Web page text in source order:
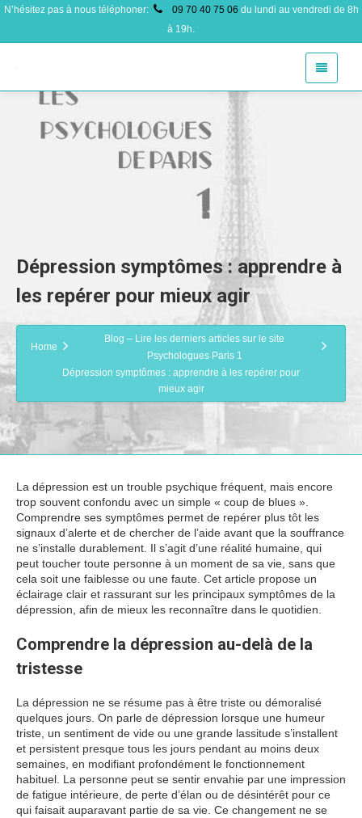
N’hésitez pas à nous téléphoner: 09 70 40 75 06 du lundi au vendredi de 8h
à 19h.
Dépression symptômes : apprendre à
les repérer pour mieux agir
Home
Blog – Lire les derniers articles sur le site
Psychologues Paris 1
Dépression symptômes : apprendre à les repérer pour
mieux agir
La dépression est un trouble psychique fréquent, mais encore
trop souvent confondu avec un simple « coup de blues ».
Comprendre ses symptômes permet de repérer plus tôt les
signaux d’alerte et de chercher de l’aide avant que la souffrance
ne s’installe durablement. Il s’agit d’une réalité humaine, qui
peut toucher toute personne à un moment de sa vie, sans que
cela soit une faiblesse ou une faute. Cet article propose un
éclairage clair et rassurant sur les principaux symptômes de la
dépression, afin de mieux les reconnaître dans le quotidien.
Comprendre la dépression au-delà de la
tristesse
La dépression ne se résume pas à être triste ou démoralisé
quelques jours. On parle de dépression lorsque une humeur
triste, un sentiment de vide ou une grande lassitude s’installent
et persistent presque tous les jours pendant au moins deux
semaines, en modifiant profondément le fonctionnement
habituel. La personne peut se sentir envahie par une impression
de fatigue intérieure, de perte d’élan ou de désintérêt pour ce
qui faisait auparavant partie de sa vie. Ce changement ne se